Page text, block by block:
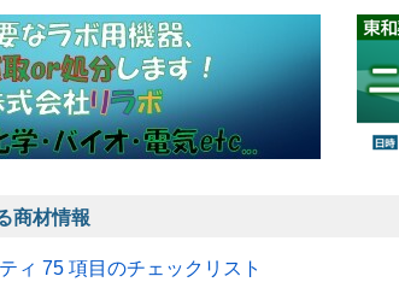
商材情報
ィ 75 項目のチェックリスト